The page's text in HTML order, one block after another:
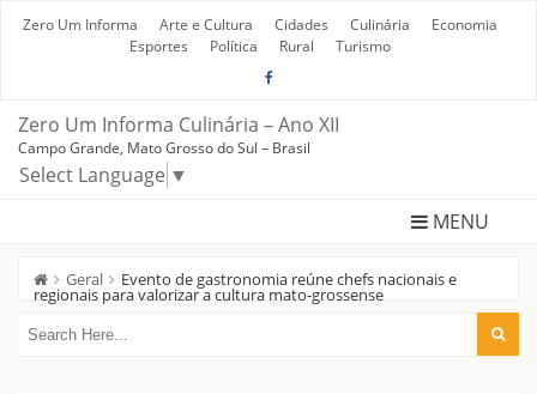
Zero Um Informa Arte e Cultura Cidades Culinária
Economia
Esportes
Política Rural Turismo
Zero Um Informa Culinária – Ano XII
Campo Grande, Mato Grosso do Sul – Brasil
Select Language ▼
MENU
Geral Evento de gastronomia reúne chefs nacionais e
regionais para valorizar a cultura mato-grossense